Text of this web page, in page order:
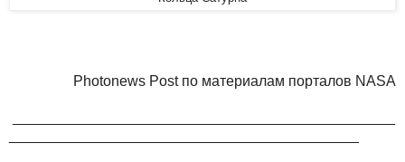
Photonews Post по материалам порталов NASA